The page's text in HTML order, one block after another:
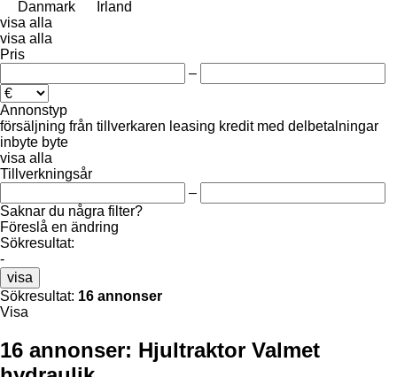
Danmark
Irland
visa alla
visa alla
Pris
–
Annonstyp
försäljning från tillverkaren leasing kredit med delbetalningar
inbyte byte
visa alla
Tillverkningsår
–
Saknar du några filter?
Föreslå en ändring
Sökresultat:
-
visa
Sökresultat: 16 annonser
Visa
16 annonser: Hjultraktor Valmet